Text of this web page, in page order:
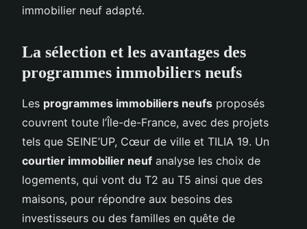
immobilier neuf adapté.
La sélection et les avantages des
programmes immobiliers neufs
Les programmes immobiliers neufs proposés
couvrent toute l’Île-de-France, avec des projets
tels que SEINE’UP, Cœur de ville et TILIA 19. Un
courtier immobilier neuf analyse les choix de
logements, qui vont du T2 au T5 ainsi que des
maisons, pour répondre aux besoins des
investisseurs ou des familles en quête de